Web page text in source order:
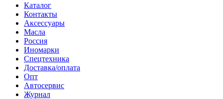
Каталог
Контакты
Аксессуары
Масла
Россия
Иномарки
Спецтехника
Доставка/оплата
Опт
Автосервис
Журнал